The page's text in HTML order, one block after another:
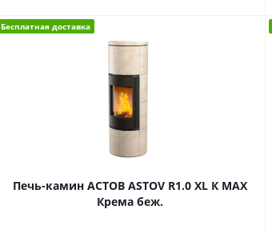
Бесплатная доставка
Печь-камин АСТОВ ASTOV R1.0 XL К MAX
Крема беж.